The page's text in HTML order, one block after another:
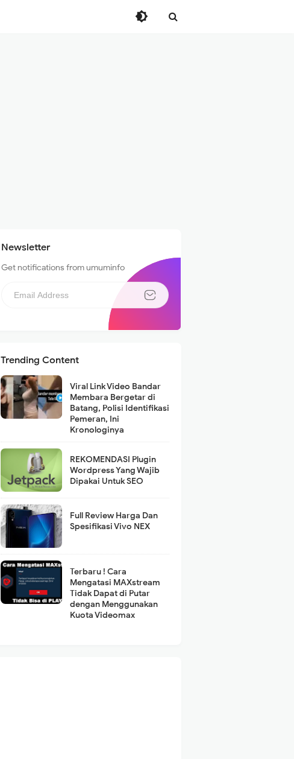
Newsletter
Get notifications from umuminfo
Trending Content
Viral Link Video Bandar
Membara Bergetar di
Batang, Polisi Identifikasi
Pemeran, Ini
Kronologinya
REKOMENDASI Plugin
Wordpress Yang Wajib
Dipakai Untuk SEO
Full Review Harga Dan
Spesifikasi Vivo NEX
Terbaru ! Cara
Mengatasi MAXstream
Tidak Dapat di Putar
dengan Menggunakan
Kuota Videomax